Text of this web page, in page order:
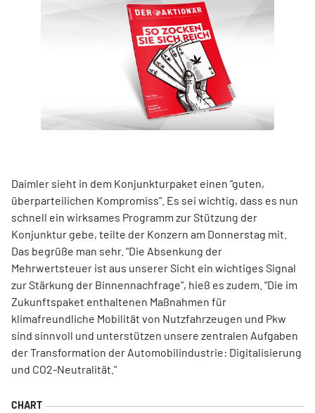
Daimler sieht in dem Konjunkturpaket einen "guten,
überparteilichen Kompromiss". Es sei wichtig, dass es nun
schnell ein wirksames Programm zur Stützung der
Konjunktur gebe, teilte der Konzern am Donnerstag mit.
Das begrüße man sehr. "Die Absenkung der
Mehrwertsteuer ist aus unserer Sicht ein wichtiges Signal
zur Stärkung der Binnennachfrage", hieß es zudem. "Die im
Zukunftspaket enthaltenen Maßnahmen für
klimafreundliche Mobilität von Nutzfahrzeugen und Pkw
sind sinnvoll und unterstützen unsere zentralen Aufgaben
der Transformation der Automobilindustrie: Digitalisierung
und CO2-Neutralität."